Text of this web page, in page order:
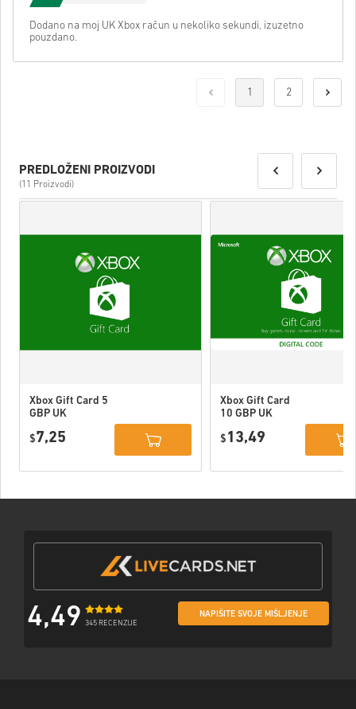
Dodano na moj UK Xbox račun u nekoliko sekundi, izuzetno
pouzdano.
1 2
PREDLOŽENI PROIZVODI
(11 Proizvodi)
Xbox Gift Card 5
GBP UK
$7,25
Xbox Gift Card
10 GBP UK
$ 13,49
4,49 345 RECENZIJE
NAPIŠITE SVOJE MIŠLJENJE